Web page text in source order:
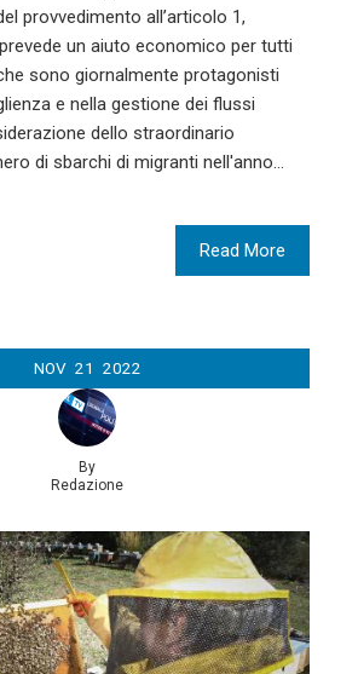
provvedimento all’articolo 1,
un aiuto economico per tutti
sono giornalmente protagonisti
e nella gestione dei flussi
dello straordinario
di sbarchi di migranti nell'anno…
Read More
NOV 21 2022
By
Redazione